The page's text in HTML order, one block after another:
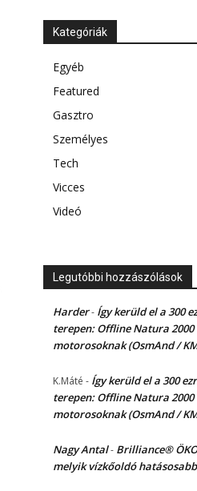
Kategóriák
Egyéb
Featured
Gasztro
Személyes
Tech
Vicces
Videó
Legutóbbi hozzászólások
Harder- Így kerüld el a 300
terepen: Offline Natura
motorosoknak (OsmAnd /
K.Máté - Így kerüld el a 300
terepen: Offline Natura
motorosoknak (OsmAnd /
Nagy Antal- Brilliance®
melyik vízkőoldó